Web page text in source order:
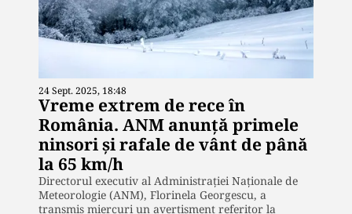
24 Sept. 2025, 18:48
Vreme extrem de rece în
România. ANM anunță primele
ninsori și rafale de vânt de până
la 65 km/h
Directorul executiv al Administrației Naționale de
Meteorologie (ANM), Florinela Georgescu, a
transmis miercuri un avertisment referitor la